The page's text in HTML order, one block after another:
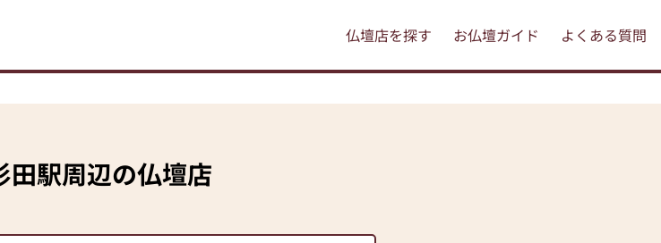
仏壇店を探す お仏壇ガイド よくある質問
田駅周辺の仏壇店